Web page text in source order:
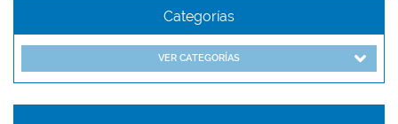
Categorías
VER CATEGORÍAS